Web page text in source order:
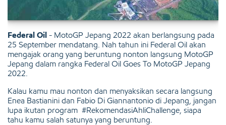
Federal Oil - MotoGP Jepang 2022 akan berlangsung pada
25 September mendatang. Nah tahun ini Federal Oil akan
mengajak orang yang beruntung nonton langsung MotoGP
Jepang dalam rangka Federal Oil Goes To MotoGP Jepang
2022.
Kalau kamu mau nonton dan menyaksikan secara langsung
Enea Bastianini dan Fabio Di Giannantonio di Jepang, jangan
lupa ikutan program #RekomendasiAhliChallenge, siapa
tahu kamu salah satunya yang beruntung.